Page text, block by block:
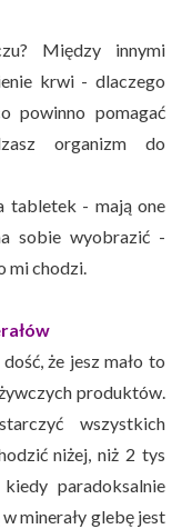
Między innymi
krwi - dlaczego
powinno pomagać
organizm do
tabletek - mają one
sobie wyobrazić -
mi chodzi.
że jesz mało to
produktów.
wszystkich
niżej, niż 2 tys
paradoksalnie
minerały glebę jest